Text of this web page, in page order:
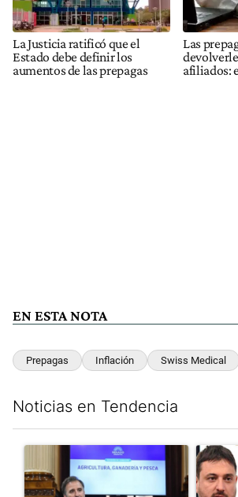
La Justicia ratificó que el
Estado debe definir los
aumentos de las prepagas
Las
afiliados:
EN ESTA NOTA
Prepagas Inflación Swiss Medical
Noticias en Tendencia
Un artículo de tendencia con el título
Un